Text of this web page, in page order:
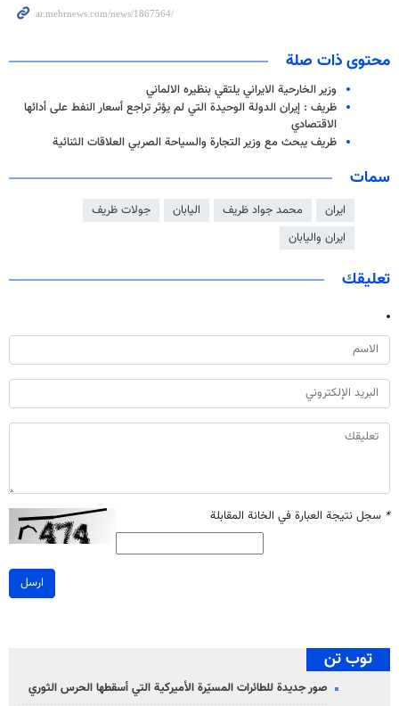
محتوى ذات صلة
وزير الخارحية الايراني يلتقي بنظيره الالماني
ظريف : إيران الدولة الوحيدة التي لم يؤثر تراجع أسعار النفط على أدائها
الاقتصادي
ظريف يبحث مع وزير التجارة والسياحة الصربي العلاقات الثنائية
سمات
ايران محمد جواد ظريف اليابان
جولات ظريف
ايران واليابان
تعليقك
* سجل نتيجة العبارة في الخانة المقابلة
ارسل
توب تن
صور جديدة للطائرات المسيّرة الأميركية التي أسقطها الحرس الثوري